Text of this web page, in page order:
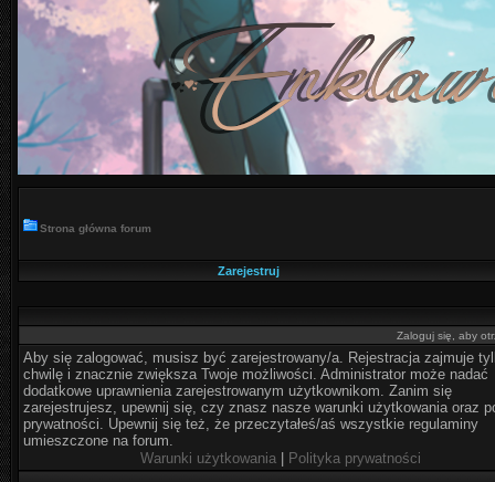
Strona główna forum
Zarejestruj
Zaloguj się, aby
Aby się zalogować, musisz być zarejestrowany/a. Rejestracja zajmuje
chwilę i znacznie zwiększa Twoje możliwości. Administrator może nadać
dodatkowe uprawnienia zarejestrowanym użytkownikom. Zanim się
zarejestrujesz, upewnij się, czy znasz nasze warunki użytkowania oraz
prywatności. Upewnij się też, że przeczytałeś/aś wszystkie regulaminy
umieszczone na forum.
Warunki użytkowania| Polityka prywatności